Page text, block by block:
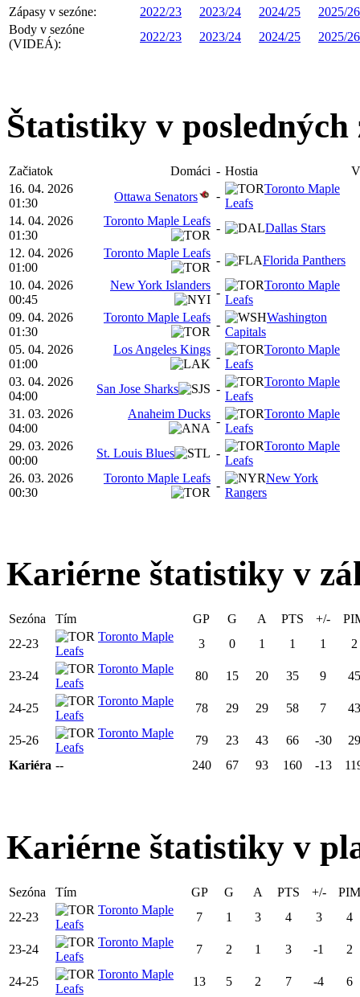
Zápasy v sezóne: 2022/23 2023/24 2024/25
2025/26
Body v sezóne
(VIDEÁ):
2022/23 2023/24 2024/25 2025/26
Štatistiky v posledných
Začiatok Domáci - Hostia
16. 04. 2026
01:30
Ottawa Senators -
Toronto Maple
Leafs
14. 04. 2026
01:30
Toronto Maple Leafs
-
Dallas Stars
12. 04. 2026
01:00
Toronto Maple Leafs
-
Florida Panthers
10. 04. 2026
00:45
New York Islanders
-
Toronto Maple
Leafs
09. 04. 2026
01:30
Toronto Maple Leafs
-
Washington
Capitals
05. 04. 2026
01:00
Los Angeles Kings
-
Toronto Maple
Leafs
03. 04. 2026
04:00
San Jose Sharks -
Toronto Maple
Leafs
31. 03. 2026
04:00
Anaheim Ducks
-
Toronto Maple
Leafs
29. 03. 2026
00:00
St. Louis Blues -
Toronto Maple
Leafs
26. 03. 2026
00:30
Toronto Maple Leafs
-
New York
Rangers
Kariérne štatistiky v
Sezóna Tím GP G A PTS +/-
22-23
Toronto Maple
Leafs
3 0 1 1 1 2
23-24
Toronto Maple
Leafs
80 15 20 35 9 45
24-25
Toronto Maple
Leafs
78 29 29 58 7 43
25-26
Toronto Maple
Leafs
79 23 43 66 -30
29
Kariéra -- 240 67 93 160 -13
Kariérne štatistiky v
Sezóna Tím GP G A PTS +/-
PIM
22-23
Toronto Maple
Leafs
7 1 3 4 3 4
23-24
Toronto Maple
Leafs
7 2 1 3 -1 2
24-25
Toronto Maple
Leafs
13 5 2 7 -4
6